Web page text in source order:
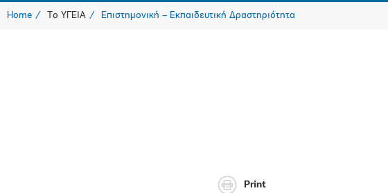
Home Το ΥΓΕΙΑ Επιστημονική – Εκπαιδευτική Δραστηριότητα
Print